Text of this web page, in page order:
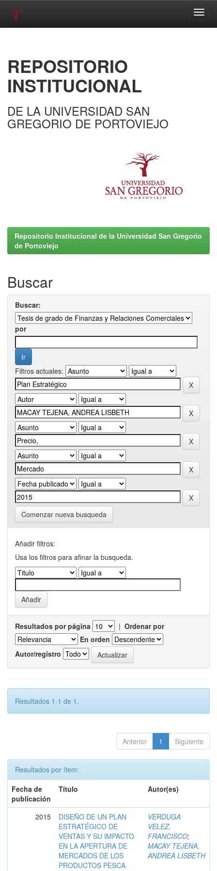
REPOSITORIO
INSTITUCIONAL
DE LA UNIVERSIDAD SAN
GREGORIO DE PORTOVIEJO
Repositorio Institucional de la Universidad San Gregorio
de Portoviejo
Buscar
Buscar:
por
Filtros actuales:
Comenzar nueva busqueda
Añadir filtros:
Usa los filtros para afinar la busqueda.
Resultados por página | Ordenar por
En orden
Autor/registro
Resultados 1-1 de 1.
Anterior 1 Siguiente
Resultados por ítem:
Fecha de
publicación
Título Autor(es)
2015
DISEÑO DE UN PLAN
ESTRATÉGICO DE
VENTAS Y SU IMPACTO
EN LA APERTURA DE
MERCADOS DE LOS
PRODUCTOS PESCA
VERDUGA
VELEZ,
FRANCISCO;
MACAY TEJENA,
ANDREA LISBETH